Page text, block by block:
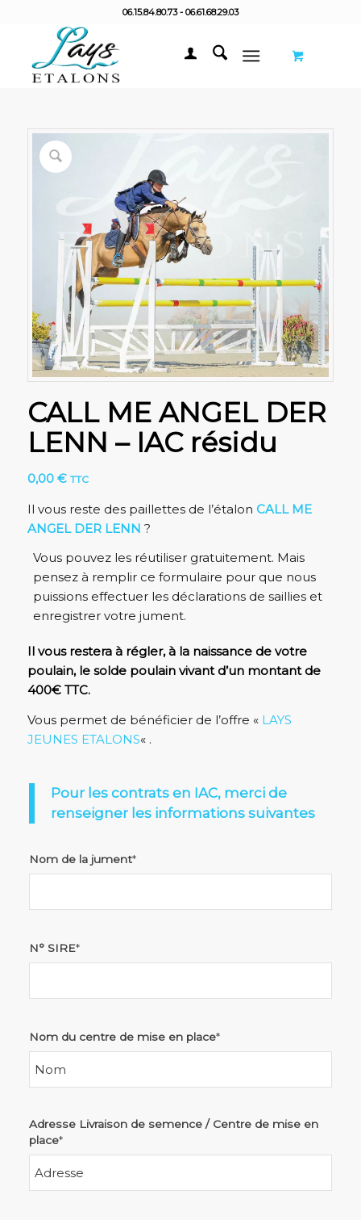
06.15.84.80.73 - 06.61.68.29.03
CALL ME ANGEL DER
LENN – IAC résidu
0,00 € TTC
Il vous reste des paillettes de l’étalon CALL ME
ANGEL DER LENN ?
Vous pouvez les réutiliser gratuitement. Mais
pensez à remplir ce formulaire pour que nous
puissions effectuer les déclarations de saillies et
enregistrer votre jument.
Il vous restera à régler, à la naissance de votre
poulain, le solde poulain vivant d’un montant de
400€ TTC.
Vous permet de bénéficier de l’offre « LAYS
JEUNES ETALONS« .
Pour les contrats en IAC, merci de
renseigner les informations suivantes
Nom de la jument*
N° SIRE*
Nom du centre de mise en place*
Adresse Livraison de semence / Centre de mise en
place*